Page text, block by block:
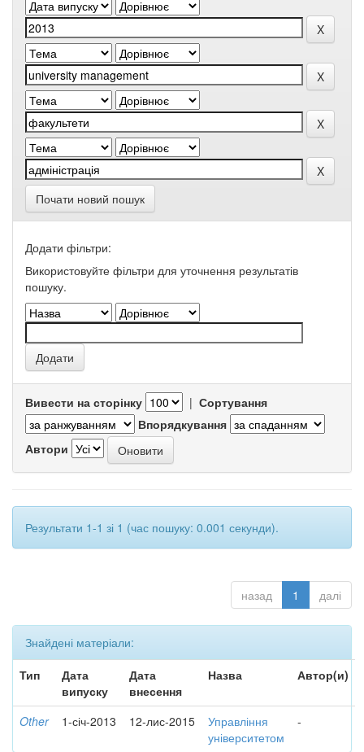
Почати новий пошук
Додати фільтри:
Використовуйте фільтри для уточнення результатів
пошуку.
Вивести на сторінку | Сортування
Впорядкування
Автори
Результати 1-1 зі 1 (час пошуку: 0.001 секунди).
назад 1 далі
Знайдені матеріали:
Тип
Дата
випуску
Дата
внесення
Назва Автор(и)
Other 1-січ-2013 12-лис-2015
Управління
університетом
-